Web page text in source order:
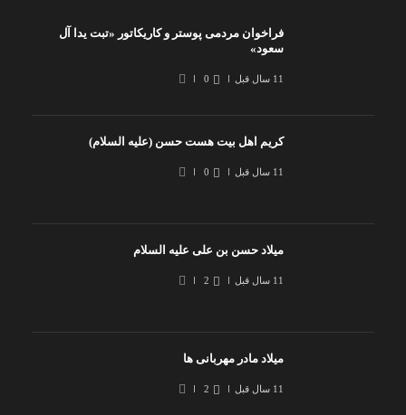
فراخوان مردمی پوستر و کاریکاتور «تبت یدا آل
سعود»
11 سال قبل 0
کریم اهل بیت هست حسن (علیه السلام)
11 سال قبل 0
میلاد حسن بن علی علیه السلام
11 سال قبل 2
میلاد مادر مهربانی ها
11 سال قبل 2